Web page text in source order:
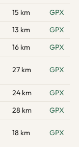
15 km
GPX
13 km
GPX
16 km
GPX
27 km GPX
24 km
GPX
28 km
GPX
18 km GPX